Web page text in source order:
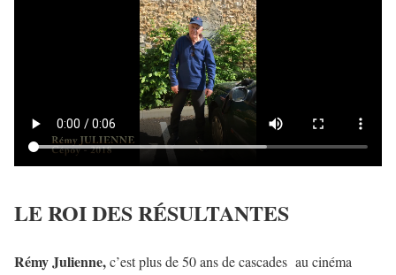
LE ROI DES RÉSULTANTES
Rémy Julienne,c’est plus de 50 ans de cascades au cinéma